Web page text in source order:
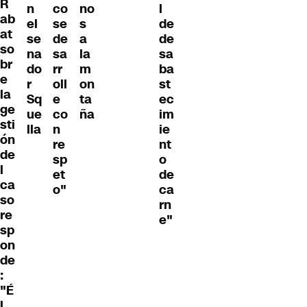
R
ab
at
so
br
e
la
ge
sti
ón
de
l
ca
so
re
sp
on
de
:
"É
n
el
se
na
do
r
Sq
ue
lla
co
se
de
sa
rr
oll
e
co
n
re
sp
et
o"
no
s
a
la
m
on
ta
ña
l
de
de
sa
ba
st
ec
im
ie
nt
o
de
ca
rn
e"